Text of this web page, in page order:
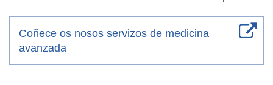
Coñece os nosos servizos de medicina
avanzada